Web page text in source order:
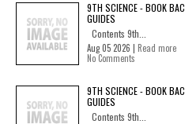
9TH SCIENCE - BOOK
GUIDES
Contents 9th...
Aug 05 2026 | Read more
No Comments
9TH SCIENCE - BOOK
GUIDES
Contents 9th...